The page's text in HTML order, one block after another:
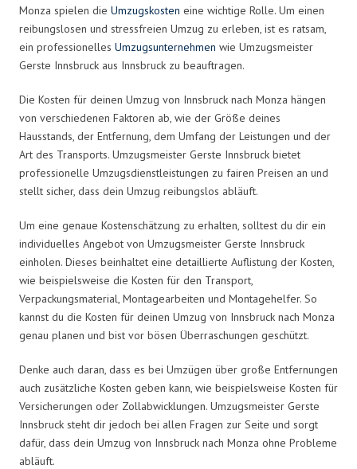
Monza spielen die Umzugskosten eine wichtige Rolle. Um einen
reibungslosen und stressfreien Umzug zu erleben, ist es ratsam,
ein professionelles Umzugsunternehmen wie Umzugsmeister
Gerste Innsbruck aus Innsbruck zu beauftragen.
Die Kosten für deinen Umzug von Innsbruck nach Monza hängen
von verschiedenen Faktoren ab, wie der Größe deines
Hausstands, der Entfernung, dem Umfang der Leistungen und der
Art des Transports. Umzugsmeister Gerste Innsbruck bietet
professionelle Umzugsdienstleistungen zu fairen Preisen an und
stellt sicher, dass dein Umzug reibungslos abläuft.
Um eine genaue Kostenschätzung zu erhalten, solltest du dir ein
individuelles Angebot von Umzugsmeister Gerste Innsbruck
einholen. Dieses beinhaltet eine detaillierte Auflistung der Kosten,
wie beispielsweise die Kosten für den Transport,
Verpackungsmaterial, Montagearbeiten und Montagehelfer. So
kannst du die Kosten für deinen Umzug von Innsbruck nach Monza
genau planen und bist vor bösen Überraschungen geschützt.
Denke auch daran, dass es bei Umzügen über große Entfernungen
auch zusätzliche Kosten geben kann, wie beispielsweise Kosten für
Versicherungen oder Zollabwicklungen. Umzugsmeister Gerste
Innsbruck steht dir jedoch bei allen Fragen zur Seite und sorgt
dafür, dass dein Umzug von Innsbruck nach Monza ohne Probleme
abläuft.